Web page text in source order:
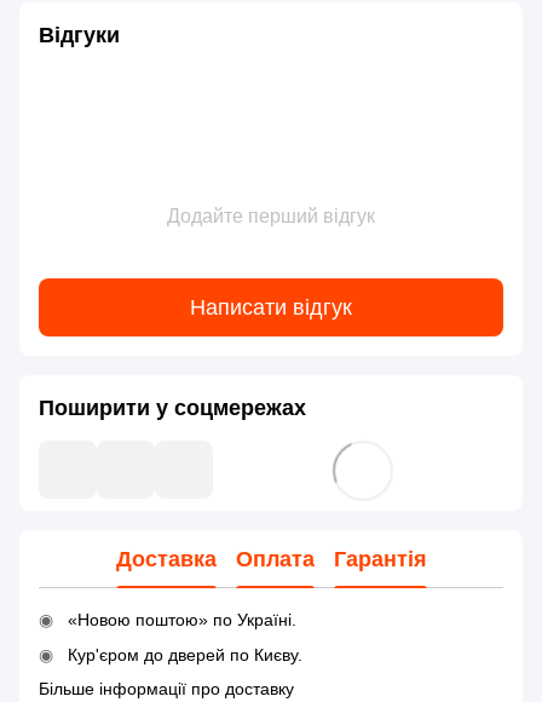
Відгуки
Додайте перший відгук
Написати відгук
Поширити у соцмережах
Доставка Оплата Гарантія
«Новою поштою» по Україні.
Кур'єром до дверей по Києву.
Більше інформації про доставку